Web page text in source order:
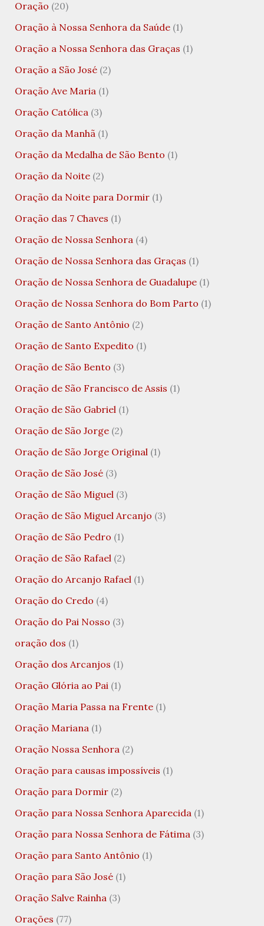
Oração (20)
Oração à Nossa Senhora da Saúde(1)
Oração a Nossa Senhora das Graças (1)
Oração a São José(2)
Oração Ave Maria(1)
Oração Católica(3)
Oração da Manhã(1)
Oração da Medalha de São Bento (1)
Oração da Noite(2)
Oração da Noite para Dormir(1)
Oração das 7 Chaves (1)
Oração de Nossa Senhora(4)
Oração de Nossa Senhora das Graças (1)
Oração de Nossa Senhora de Guadalupe(1)
Oração de Nossa Senhora do Bom Parto (1)
Oração de Santo Antônio (2)
Oração de Santo Expedito (1)
Oração de São Bento (3)
Oração de São Francisco de Assis (1)
Oração de São Gabriel(1)
Oração de São Jorge(2)
Oração de São Jorge Original(1)
Oração de São José(3)
Oração de São Miguel(3)
Oração de São Miguel Arcanjo (3)
Oração de São Pedro (1)
Oração de São Rafael(2)
Oração do Arcanjo Rafael(1)
Oração do Credo (4)
Oração do Pai Nosso (3)
oração dos (1)
Oração dos Arcanjos (1)
Oração Glória ao Pai(1)
Oração Maria Passa na Frente(1)
Oração Mariana(1)
Oração Nossa Senhora(2)
Oração para causas impossíveis (1)
Oração para Dormir(2)
Oração para Nossa Senhora Aparecida(1)
Oração para Nossa Senhora de Fátima(3)
Oração para Santo Antônio (1)
Oração para São José(1)
Oração Salve Rainha(3)
Orações (77)